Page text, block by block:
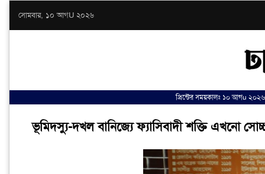
সোমবার, ১০ আগU ২০২৬
প্রিন্টের সময়কালঃ ১০ আগu
ভূমিদস্যু-দখল বানিজ্যে ফ্যাসিবাদী শক্তি এখনো